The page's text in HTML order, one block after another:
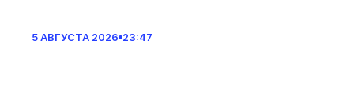
5 АВГУСТА 2026 23:47